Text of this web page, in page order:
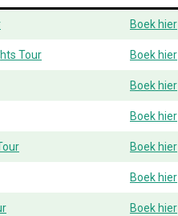
Boek hier
Tour Boek hier
Boek hier
Boek hier
Boek hier
Boek hier
Boek hier